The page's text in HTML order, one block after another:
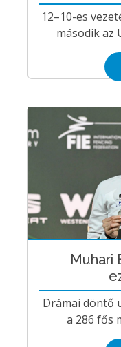
12–10-es
második az
Muhari
Drámai döntő
a 286 fős